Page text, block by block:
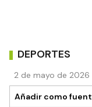
DEPORTES
2 de mayo de 2026
Añadir como